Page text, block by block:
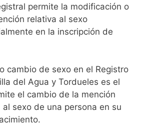
permite la modificación o
relativa al sexo
en la inscripción de
cambio de sexo en el Registro
del Agua y Tordueles es el
el cambio de la mención
sexo de una persona en su